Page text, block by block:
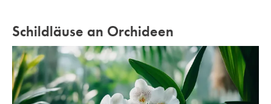
Schildläuse an Orchideen